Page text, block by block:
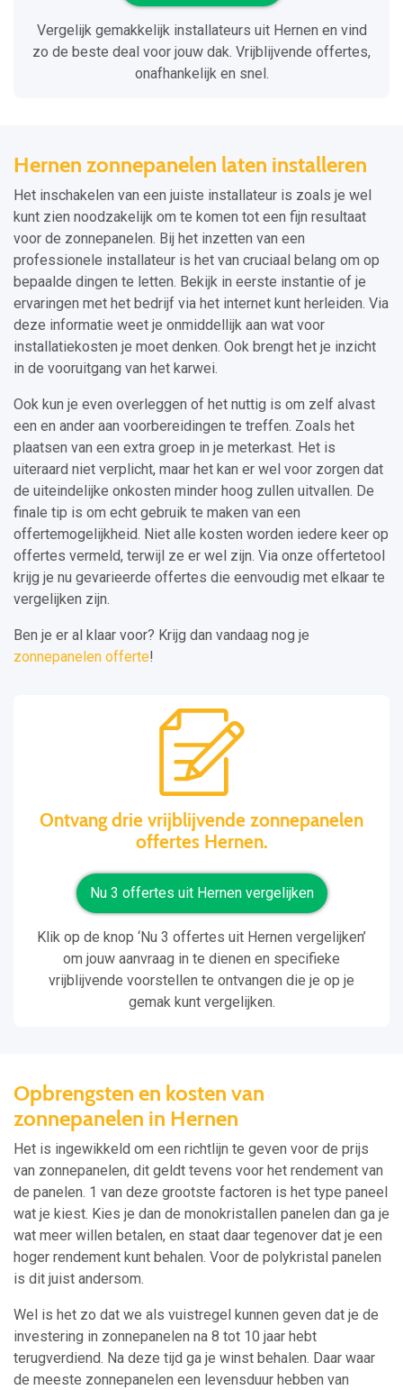
Vergelijk gemakkelijk installateurs uit Hernen en vind
zo de beste deal voor jouw dak. Vrijblijvende offertes,
onafhankelijk en snel.
Hernen zonnepanelen laten installeren
Het inschakelen van een juiste installateur is zoals je wel
kunt zien noodzakelijk om te komen tot een fijn resultaat
voor de zonnepanelen. Bij het inzetten van een
professionele installateur is het van cruciaal belang om op
bepaalde dingen te letten. Bekijk in eerste instantie of je
ervaringen met het bedrijf via het internet kunt herleiden. Via
deze informatie weet je onmiddellijk aan wat voor
installatiekosten je moet denken. Ook brengt het je inzicht
in de vooruitgang van het karwei.
Ook kun je even overleggen of het nuttig is om zelf alvast
een en ander aan voorbereidingen te treffen. Zoals het
plaatsen van een extra groep in je meterkast. Het is
uiteraard niet verplicht, maar het kan er wel voor zorgen dat
de uiteindelijke onkosten minder hoog zullen uitvallen. De
finale tip is om echt gebruik te maken van een
offertemogelijkheid. Niet alle kosten worden iedere keer op
offertes vermeld, terwijl ze er wel zijn. Via onze offertetool
krijg je nu gevarieerde offertes die eenvoudig met elkaar te
vergelijken zijn.
Ben je er al klaar voor? Krijg dan vandaag nog je
zonnepanelen offerte!
Ontvang drie vrijblijvende zonnepanelen
offertes Hernen.
Nu 3 offertes uit Hernen vergelijken
Klik op de knop ‘Nu 3 offertes uit Hernen vergelijken’
om jouw aanvraag in te dienen en specifieke
vrijblijvende voorstellen te ontvangen die je op je
gemak kunt vergelijken.
Opbrengsten en kosten van
zonnepanelen in Hernen
Het is ingewikkeld om een richtlijn te geven voor de prijs
van zonnepanelen, dit geldt tevens voor het rendement van
de panelen. 1 van deze grootste factoren is het type paneel
wat je kiest. Kies je dan de monokristallen panelen dan ga je
wat meer willen betalen, en staat daar tegenover dat je een
hoger rendement kunt behalen. Voor de polykristal panelen
is dit juist andersom.
Wel is het zo dat we als vuistregel kunnen geven dat je de
investering in zonnepanelen na 8 tot 10 jaar hebt
terugverdiend. Na deze tijd ga je winst behalen. Daar waar
de meeste zonnepanelen een levensduur hebben van